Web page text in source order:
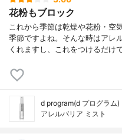
花粉もブロック
これから季節は乾燥や花粉・空
季節ですよね。そんな時はアレ
くれますし、これをつけるだけ
d program(d プログラム)
アレルバリア ミスト